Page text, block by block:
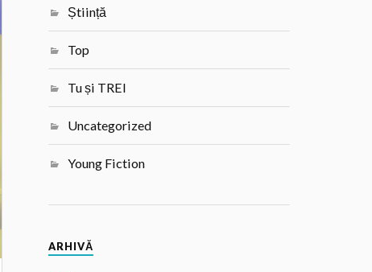
Știință
Top
Tu și TREI
Uncategorized
Young Fiction
ARHIVĂ